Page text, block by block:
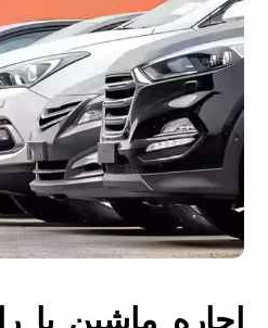
اجاره ماشین با